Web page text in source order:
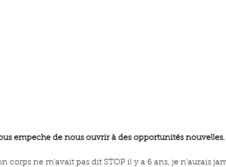
empeche de nous ouvrir à des opportunités nouvelles.
corps ne m'avait pas dit STOP il y a 6 ans, je n'aurais